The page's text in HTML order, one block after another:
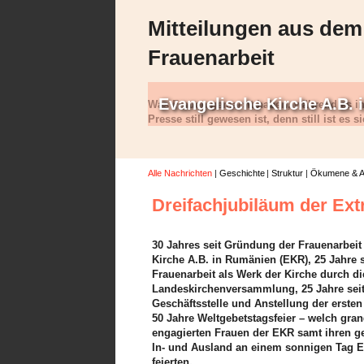
Mitteilungen aus
Frauenarbeit
Was Frauen gemacht haben, während es
Presse still gewesen ist, denn still ist es
dokumentieren.
Die Frauenarbeit begann mit einem
neue Jahr: Am zweiten Arbeitswochenende
Elimheim in Michelsberg zusammen. Sie
des Organisatorinnenteams, um Nigeria und
vertiefen, die Lieder einzuüben und den
und informiert in ihre Gemeinden
Höhepunkt dieser Landesweiten Werkstatt
Emeakaroha, der sich zu dem Zeitpunkt in
Teilnehmerinnen waren zutiefst beeindruckt.
medizinische Verpflegung erhalten, und die
Evangelische Kirche A.B.
Alle Nachrichten Geschichte Struktur Ökumene &
Dreifachjubiläum der
30 Jahres seit Gründung der
Kirche A.B. in Rumänien (EKR), 25 Jahre
Frauenarbeit als Werk der Kirche durch
Landeskirchenversammlung, 25 Jahre
Geschäftsstelle und Anstellung der
50 Jahre Weltgebetstagsfeier – welch
engagierten Frauen der EKR samt ihren
In- und Ausland an einem sonnigen Tag